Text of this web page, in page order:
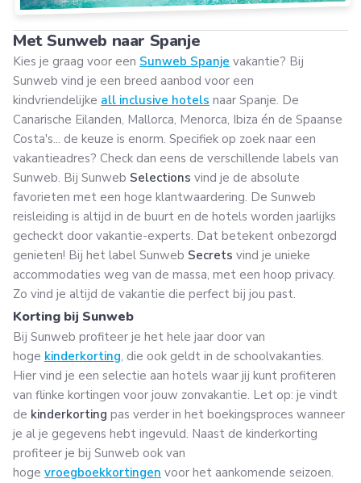
Met Sunweb naar Spanje
Kies je graag voor een Sunweb Spanje vakantie? Bij
Sunweb vind je een breed aanbod voor een
kindvriendelijke all inclusive hotels naar Spanje. De
Canarische Eilanden, Mallorca, Menorca, Ibiza én de Spaanse
Costa's... de keuze is enorm. Specifiek op zoek naar een
vakantieadres? Check dan eens de verschillende labels van
Sunweb. Bij Sunweb Selections vind je de absolute
favorieten met een hoge klantwaardering. De Sunweb
reisleiding is altijd in de buurt en de hotels worden jaarlijks
gecheckt door vakantie-experts. Dat betekent onbezorgd
genieten! Bij het label Sunweb Secrets vind je unieke
accommodaties weg van de massa, met een hoop privacy.
Zo vind je altijd de vakantie die perfect bij jou past.
Korting bij Sunweb
Bij Sunweb profiteer je het hele jaar door van
hoge kinderkorting, die ook geldt in de schoolvakanties.
Hier vind je een selectie aan hotels waar jij kunt profiteren
van flinke kortingen voor jouw zonvakantie. Let op: je vindt
de kinderkorting pas verder in het boekingsproces wanneer
je al je gegevens hebt ingevuld. Naast de kinderkorting
profiteer je bij Sunweb ook van
hoge vroegboekkortingen voor het aankomende seizoen.